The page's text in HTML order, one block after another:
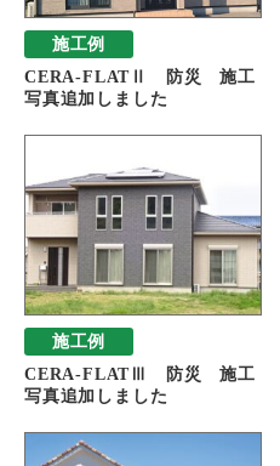
施工例
CERA-FLATⅡ 防災 施工
写真追加しました
施工例
CERA-FLATⅢ 防災 施工
写真追加しました